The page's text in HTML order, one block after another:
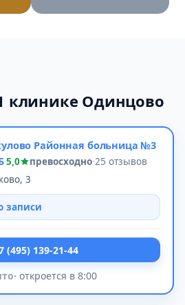
клинике Одинцово
Районная больница №3
5,0 превосходно·25 отзывов
3
записи
(495) 139-21-44
· откроется в 8:00